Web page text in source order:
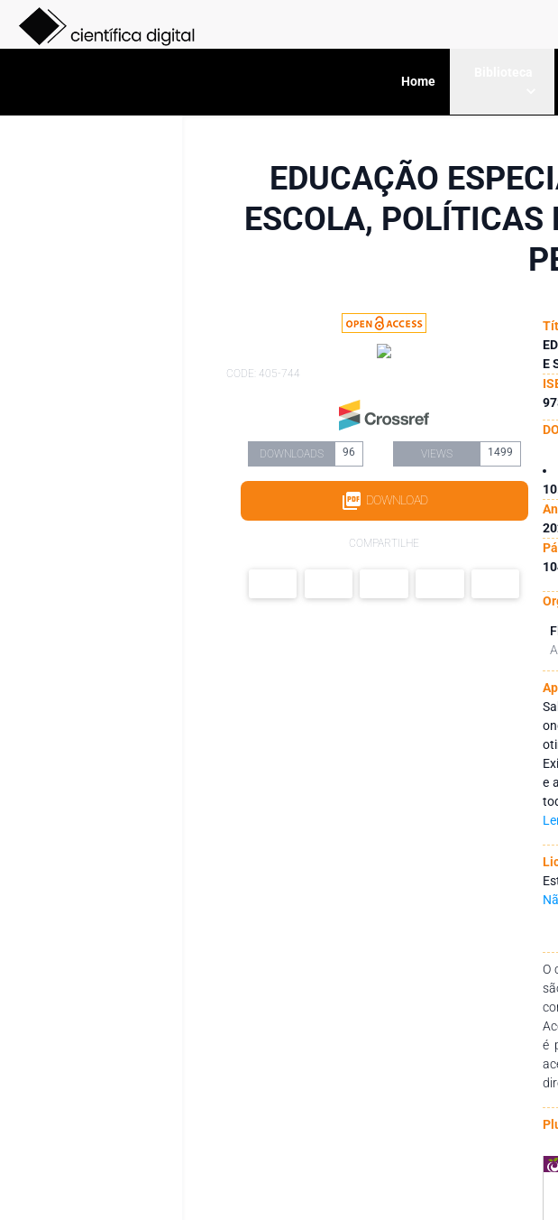
Home
EDUCAÇÃO
ESCOLA, POLÍTICAS
CODE: 405-744
DOWNLOADS 96 VIEWS 1499
DOWNLOAD
COMPARTILHE
E
e
cultural. Escola,
O
é